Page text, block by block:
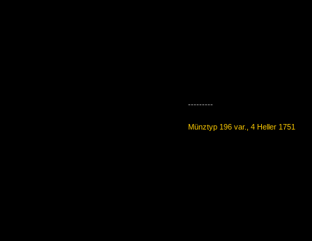
---------
Münztyp 196 var., 4 Heller 1751